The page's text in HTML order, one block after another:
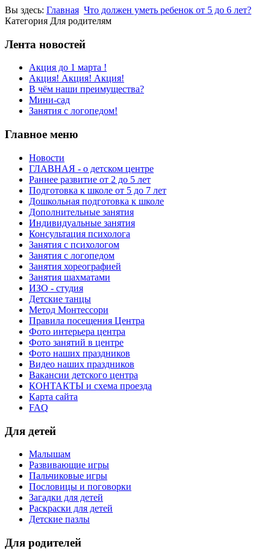
Вы здесь: Главная Что должен уметь ребенок от 5 до 6 лет?
Категория Для родителям
Лента новостей
Акция до 1 марта !
Акция! Акция! Акция!
В чём наши преимущества?
Мини-сад
Занятия с логопедом!
Главное меню
Новости
ГЛАВНАЯ - о детском центре
Раннее развитие от 2 до 5 лет
Подготовка к школе от 5 до 7 лет
Дошкольная подготовка к школе
Дополнительные занятия
Индивидуальные занятия
Консультация психолога
Занятия с психологом
Занятия с логопедом
Занятия хореографией
Занятия шахматами
ИЗО - студия
Детские танцы
Метод Монтессори
Правила посещения Центра
Фото интерьера центра
Фото занятий в центре
Фото наших праздников
Видео наших праздников
Вакансии детского центра
КОНТАКТЫ и схема проезда
Карта сайта
FAQ
Для детей
Малышам
Развивающие игры
Пальчиковые игры
Пословицы и поговорки
Загадки для детей
Раскраски для детей
Детские пазлы
Для родителей